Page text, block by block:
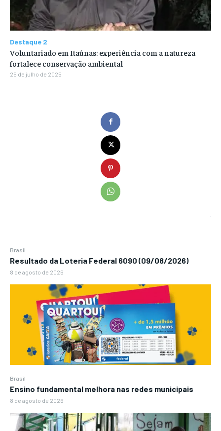
Brasil
Resultado da Loteria Federal 6090 (09/08/2026)
8 de agosto de 2026
Brasil
Ensino fundamental melhora nas redes municipais
8 de agosto de 2026
Destaque 2
Voluntariado em Itaúnas: experiência com a natureza
fortalece conservação ambiental
25 de julho de 2025